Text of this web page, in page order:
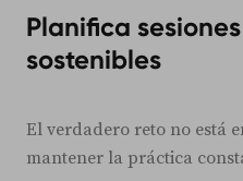
Planifica
sostenibles
El verdadero reto no está
mantener la práctica